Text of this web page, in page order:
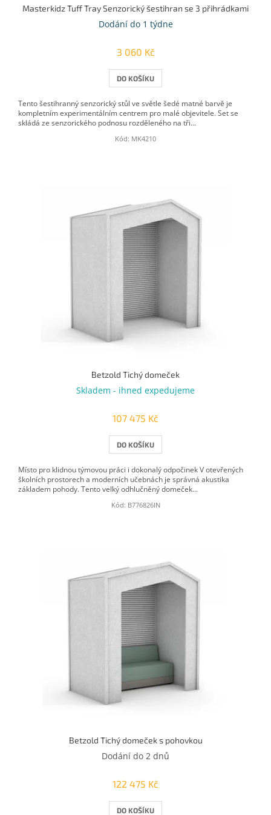
Masterkidz Tuff Tray Senzorický šestihran se 3 přihrádkami
Dodání do 1 týdne
3 060 Kč
DO KOŠÍKU
Tento šestihranný senzorický stůl ve světle šedé matné barvě je
kompletním experimentálním centrem pro malé objevitele. Set se
skládá ze senzorického podnosu rozděleného na tři...
Kód: MK4210
Betzold Tichý domeček
Skladem - ihned expedujeme
107 475 Kč
DO KOŠÍKU
Místo pro klidnou týmovou práci i dokonalý odpočinek V otevřených
školních prostorech a moderních učebnách je správná akustika
základem pohody. Tento velký odhlučněný domeček...
Kód: B776826IN
Betzold Tichý domeček s pohovkou
Dodání do 2 dnů
122 475 Kč
DO KOŠÍKU